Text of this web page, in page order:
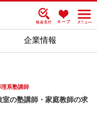
企業情報
系塾講師
の塾講師・家庭教師の求